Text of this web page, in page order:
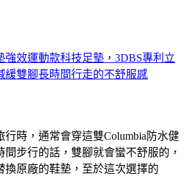
強效運動款科技足墊，3DBS專利立
緩雙腳長時間行走的不舒服感
行時，通常會穿這雙Columbia防水健
步行的話，雙腳就會蠻不舒服的，
換原廠的鞋墊，至於這次選擇的